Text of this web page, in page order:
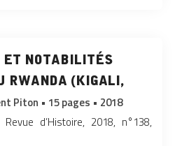
et notabilités
rwanda (kigali,
Piton • 15 pages • 2018
d’Histoire, 2018, n°138,